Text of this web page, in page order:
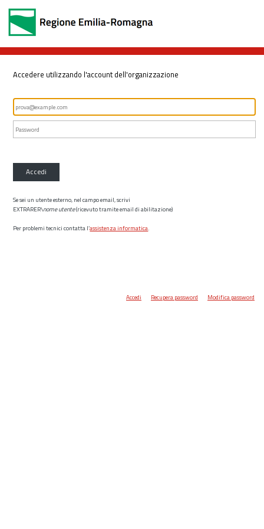
Accedere utilizzando l'account dell'organizzazione
Accedi
Se sei un utente esterno, nel campo email, scrivi
EXTRARER\nome utente(ricevuto tramite email di abilitazione)
Per problemi tecnici contatta l’assistenza informatica.
Accedi Recupera password Modifica password